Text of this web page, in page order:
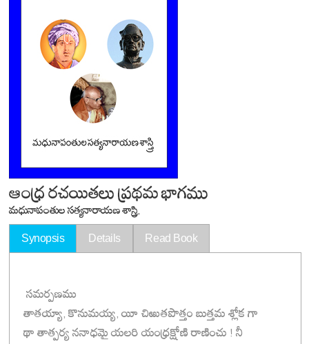
ఆంధ్ర రచయితలు ప్రథమ భాగము
మధునాపంతుల సత్యనారాయణ శాస్త్రి,
Synopsis Details Read Book
సమర్పణము
తాతయ్యా, కొనుమయ్య, యీ చిఱుతపొత్తం బుత్తమ శ్లోక గా
థా తాత్పర్య ననాధమై యలరి యంధ్రక్షోణి రాణించు ! నీ